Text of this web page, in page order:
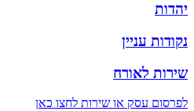
יהדות
נקודות עניין
שירות לאורח
לפרסום עסק או שירות לחצו כאן